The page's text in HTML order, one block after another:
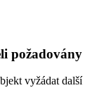
požadovány
vyžádat další